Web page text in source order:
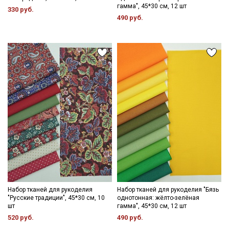
330 руб.
гамма", 45*30 см, 12 шт
490 руб.
Набор тканей для рукоделия
"Русские традиции", 45*30 см, 10
шт
520 руб.
Набор тканей для рукоделия "Бязь
однотонная: жёлто-зелёная
гамма", 45*30 см, 12 шт
490 руб.
Секретная рассылка от Купава
Мы публикуем здесь дополнительные
промокоды и скидки до 30% на узкие
категории тканей
Электронная почта
Подписаться